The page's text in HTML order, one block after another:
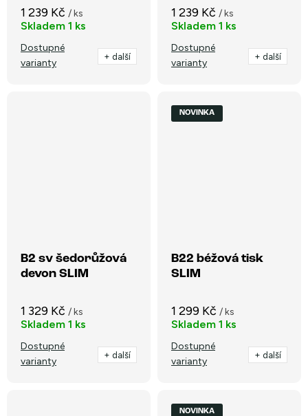
1 239 Kč / ks
Skladem 1 ks
Dostupné
varianty
+ další
1 239 Kč / ks
Skladem 1 ks
Dostupné
varianty
+ další
B2 sv šedorůžová
devon SLIM
1 329 Kč / ks
Skladem 1 ks
Dostupné
varianty
+ další
NOVINKA
B22 béžová tisk
SLIM
1 299 Kč / ks
Skladem 1 ks
Dostupné
varianty
+ další
NOVINKA